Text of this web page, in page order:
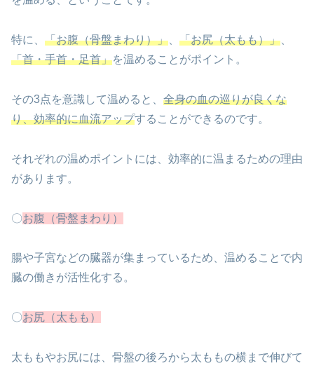
特に、 「お腹（骨盤まわり）」 「お尻（太もも）」
「首・手首・足首」を温めることがポイント。
その3点を意識して温めると、 全身の血の巡りが良くな
り、効率的に血流アップすることができるのです。
それぞれの温めポイントには、効率的に温まるための理由
があります。
〇お腹（骨盤まわり）
腸や子宮などの臓器が集まっているため、温めることで内
臓の働きが活性化する。
〇お尻（太もも）
太ももやお尻には、骨盤の後ろから太ももの横まで伸びて